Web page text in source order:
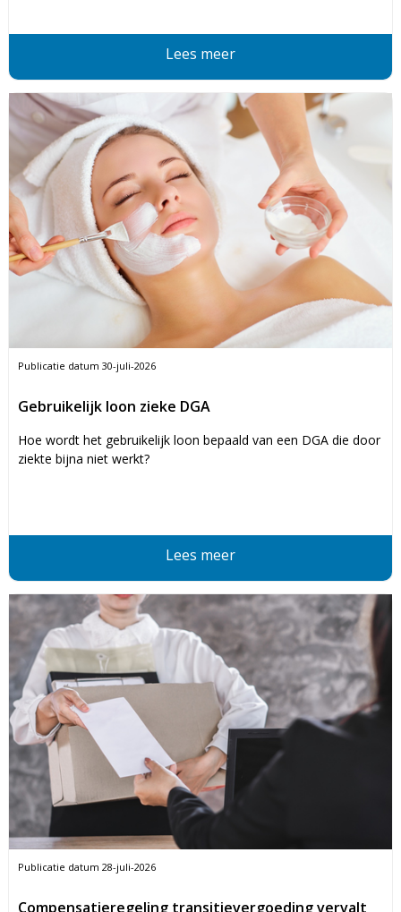
Lees meer
Publicatie datum 30-juli-2026
Gebruikelijk loon zieke DGA
Hoe wordt het gebruikelijk loon bepaald van een DGA die door
ziekte bijna niet werkt?
Lees meer
Publicatie datum 28-juli-2026
Compensatieregeling transitievergoeding vervalt